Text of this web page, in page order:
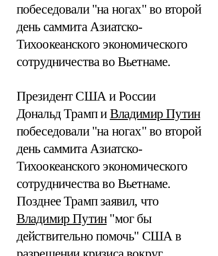
побеседовали "на ногах" во второй
день саммита Азиатско-
Тихоокеанского экономического
сотрудничества во Вьетнаме.
Президент США и России
Дональд Трамп и Владимир Путин
побеседовали "на ногах" во второй
день саммита Азиатско-
Тихоокеанского экономического
сотрудничества во Вьетнаме.
Позднее Трамп заявил, что
Владимир Путин"мог бы
действительно помочь" США в